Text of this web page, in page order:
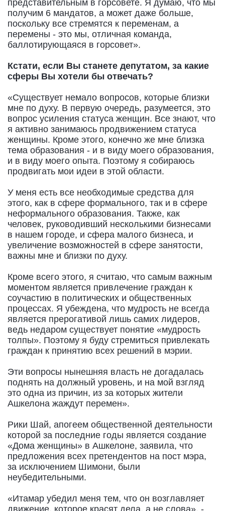
представительным в горсовете. Я думаю, что мы
получим 6 мандатов, а может даже больше,
поскольку все стремятся к переменам, а
перемены - это мы, отличная команда,
баллотирующаяся в горсовет».
Кстати, если Вы станете депутатом, за какие
сферы Вы хотели бы отвечать?
«Существует немало вопросов, которые близки
мне по духу. В первую очередь, разумеется, это
вопрос усиления статуса женщин. Все знают, что
я активно занимаюсь продвижением статуса
женщины. Кроме этого, конечно же мне близка
тема образования - и в виду моего образования,
и в виду моего опыта. Поэтому я собираюсь
продвигать мои идеи в этой области.
У меня есть все необходимые средства для
этого, как в сфере формального, так и в сфере
неформального образования. Также, как
человек, руководивший несколькими бизнесами
в нашем городе, и сфера малого бизнеса, и
увеличение возможностей в сфере занятости,
важны мне и близки по духу.
Кроме всего этого, я считаю, что самым важным
моментом является привлечение граждан к
соучастию в политических и общественных
процессах. Я убеждена, что мудрость не всегда
является прерогативой лишь самих лидеров,
ведь недаром существует понятие «мудрость
толпы». Поэтому я буду стремиться привлекать
граждан к принятию всех решений в мэрии.
Эти вопросы нынешняя власть не догадалась
поднять на должный уровень, и на мой взгляд
это одна из причин, из за которых жители
Ашкелона жаждут перемен».
Рики Шай, апогеем общественной деятельности
которой за последние годы является создание
«Дома женщины» в Ашкелоне, заявила, что
предложения всех претендентов на пост мэра,
за исключением Шимони, были
неубедительными.
«Итамар убедил меня тем, что он возглавляет
движение, которое красят дела, а не слова», -